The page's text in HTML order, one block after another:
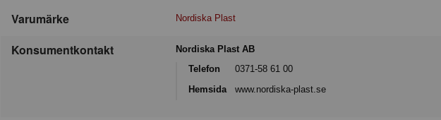
Varumärke Nordiska Plast
Konsumentkontakt
Nordiska Plast AB
Telefon
0371-58 61 00
Hemsida
www.nordiska-plast.se